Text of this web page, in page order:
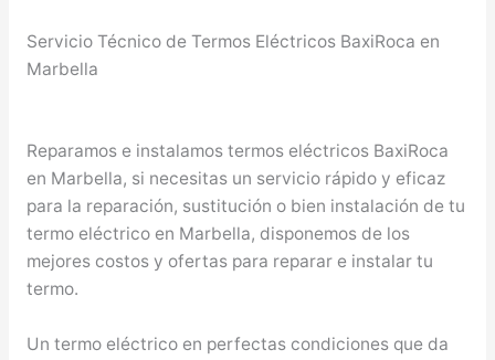
Servicio Técnico de Termos Eléctricos BaxiRoca en
Marbella
Reparamos e instalamos termos eléctricos BaxiRoca
en Marbella, si necesitas un servicio rápido y eficaz
para la reparación, sustitución o bien instalación de tu
termo eléctrico en Marbella, disponemos de los
mejores costos y ofertas para reparar e instalar tu
termo.
Un termo eléctrico en perfectas condiciones que da